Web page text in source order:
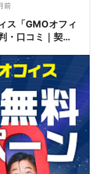
した レモン冷麺
…
前
ス「GMOオフィ
・口コミ｜契約